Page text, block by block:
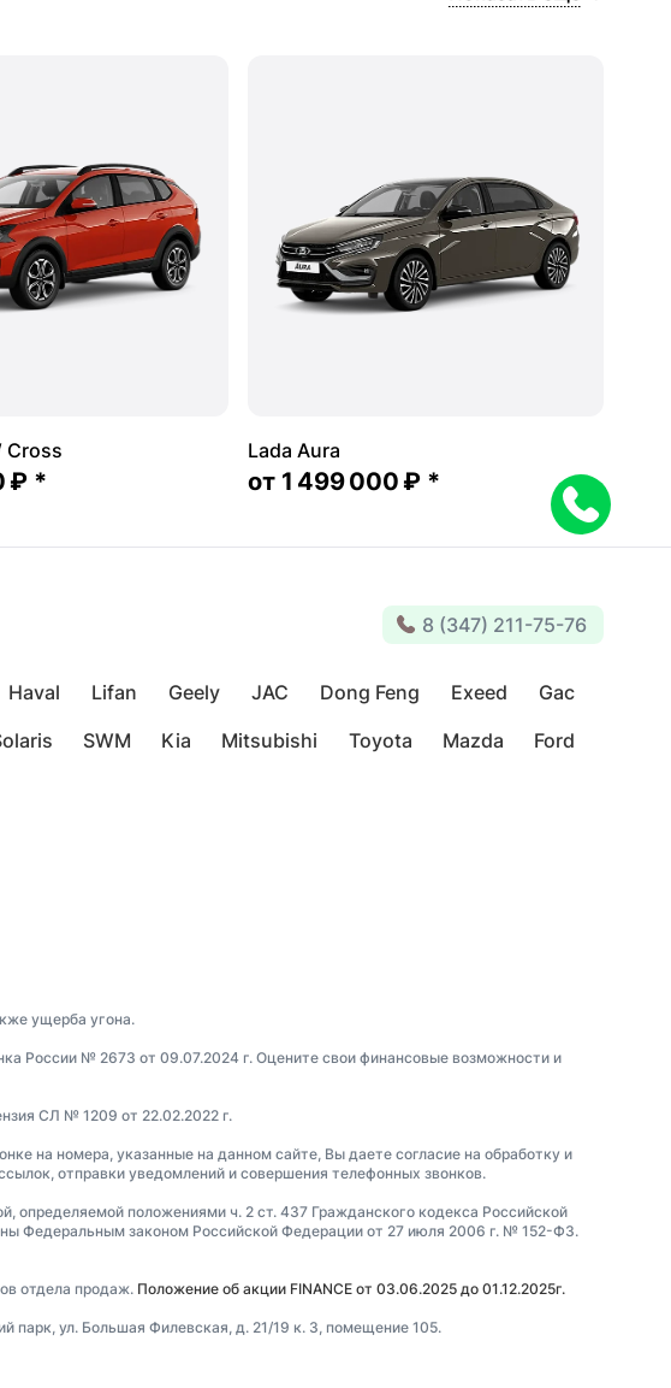
Cross
₽ *
Lada Aura
от 1 499 000 ₽ *
8 (347) 211-75-76
Haval Lifan Geely JAC Dong Feng Exeed
Gac
SWM Kia Mitsubishi Toyota Mazda
Ford
ущерба угона.
России № 2673 от 09.07.2024 г. Оцените свои финансовые возможности и
СЛ № 1209 от 22.02.2022 г.
на номера, указанные на данном сайте, Вы даете согласие на обработку и
отправки уведомлений и совершения телефонных звонков.
определяемой положениями ч. 2 ст. 437 Гражданского кодекса Российской
Федеральным законом Российской Федерации от 27 июля 2006 г. № 152-ФЗ.
отдела продаж. Положение об акции FINANCE от 03.06.2025 до 01.12.2025г.
ул. Большая Филевская, д. 21/19 к. 3, помещение 105.